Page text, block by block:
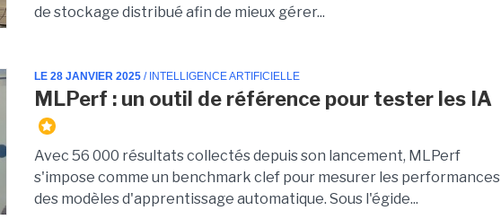
de stockage distribué afin de mieux gérer...
LE 28 JANVIER 2025 / INTELLIGENCE ARTIFICIELLE
MLPerf : un outil de référence pour tester les IA
Avec 56 000 résultats collectés depuis son lancement, MLPerf
s'impose comme un benchmark clef pour mesurer les performances
des modèles d'apprentissage automatique. Sous l'égide...